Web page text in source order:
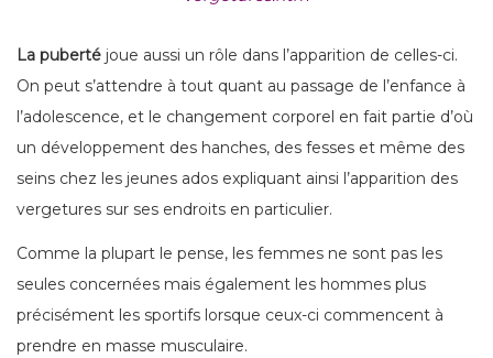
La puberté joue aussi un rôle dans l’apparition de celles-ci.
On peut s’attendre à tout quant au passage de l’enfance à
l’adolescence, et le changement corporel en fait partie d’où
un développement des hanches, des fesses et même des
seins chez les jeunes ados expliquant ainsi l’apparition des
vergetures sur ses endroits en particulier.
Comme la plupart le pense, les femmes ne sont pas les
seules concernées mais également les hommes plus
précisément les sportifs lorsque ceux-ci commencent à
prendre en masse musculaire.